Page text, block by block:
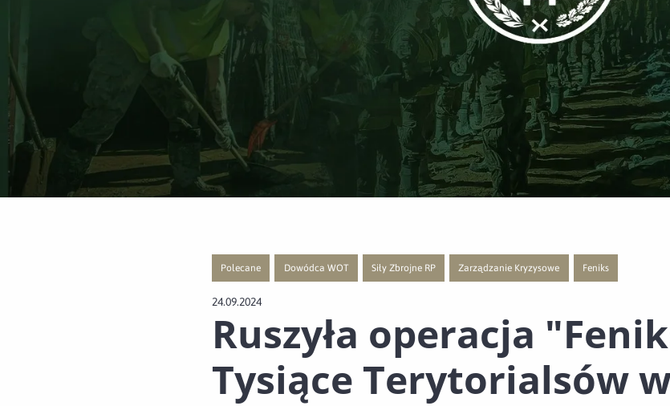
Polecane
Przejście do nowej strony z listą publikacji o kategorii Polecane
Dowódca WOT
Przejście do nowej strony z listą publikacji o kategorii Dowódca WOT
Siły Zbrojne RP
Przejście do nowej strony z listą publikacji o kategorii Siły Zbrojne RP
Zarządzanie Kryzysowe
Przejście do nowej strony z listą publikacji o
Feniks
Przejście do nowej
24.09.2024
Ruszyła operacja
Tysiące Terytorialsów